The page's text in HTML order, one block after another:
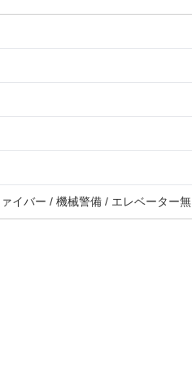
イバー / 機械警備 / エレベーター無